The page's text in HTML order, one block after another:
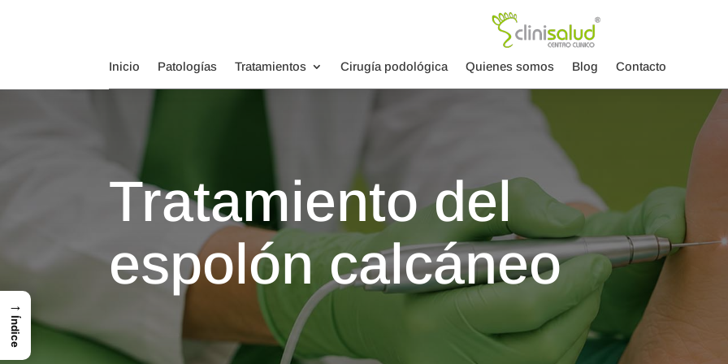
Inicio Patologías Tratamientos Cirugía podológica Quienes somos Blog Contacto
Tratamiento del
espolón calcáneo
→
Índice